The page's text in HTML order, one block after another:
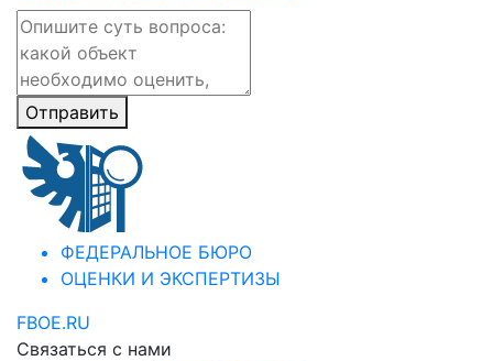
Отправить
ФЕДЕРАЛЬНОЕ БЮРО
ОЦЕНКИ И ЭКСПЕРТИЗЫ
FBOE.RU
Связаться с нами